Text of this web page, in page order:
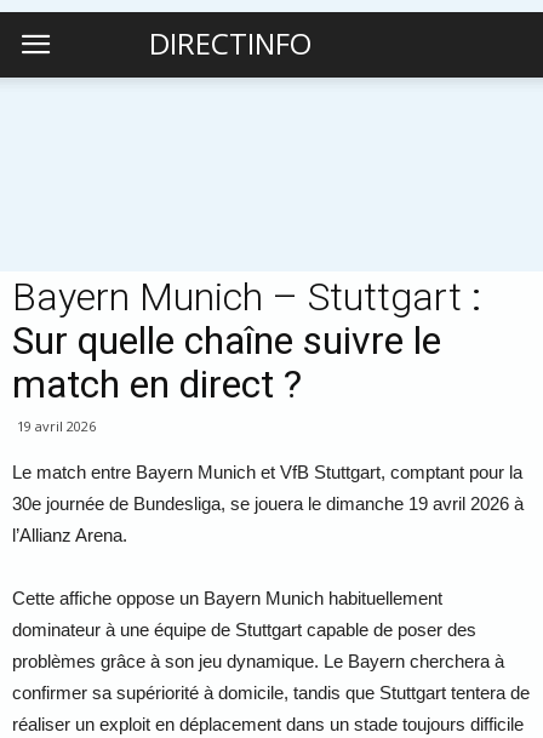
DIRECTINFO
Bayern Munich – Stuttgart :
Sur quelle chaîne suivre le
match en direct ?
19 avril 2026
Le match entre Bayern Munich et VfB Stuttgart, comptant pour la
30e journée de Bundesliga, se jouera le dimanche 19 avril 2026 à
l’Allianz Arena.
Cette affiche oppose un Bayern Munich habituellement
dominateur à une équipe de Stuttgart capable de poser des
problèmes grâce à son jeu dynamique. Le Bayern cherchera à
confirmer sa supériorité à domicile, tandis que Stuttgart tentera de
réaliser un exploit en déplacement dans un stade toujours difficile